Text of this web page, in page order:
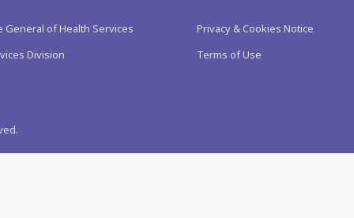
General of Health Services
Division
Privacy & Cookies Notice
Terms of Use